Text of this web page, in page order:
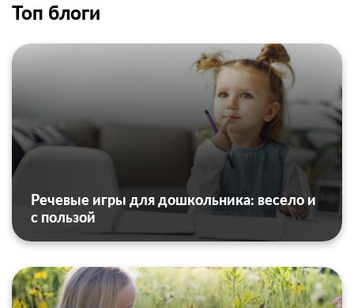
Топ блоги
Речевые игры для дошкольника: весело и
с пользой